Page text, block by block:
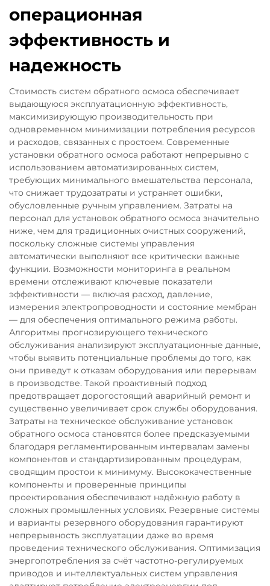
операционная
эффективность и
надежность
Стоимость систем обратного осмоса обеспечивает
выдающуюся эксплуатационную эффективность,
максимизирующую производительность при
одновременном минимизации потребления ресурсов
и расходов, связанных с простоем. Современные
установки обратного осмоса работают непрерывно с
использованием автоматизированных систем,
требующих минимального вмешательства персонала,
что снижает трудозатраты и устраняет ошибки,
обусловленные ручным управлением. Затраты на
персонал для установок обратного осмоса значительно
ниже, чем для традиционных очистных сооружений,
поскольку сложные системы управления
автоматически выполняют все критически важные
функции. Возможности мониторинга в реальном
времени отслеживают ключевые показатели
эффективности — включая расход, давление,
измерения электропроводности и состояние мембран
— для обеспечения оптимального режима работы.
Алгоритмы прогнозирующего технического
обслуживания анализируют эксплуатационные данные,
чтобы выявить потенциальные проблемы до того, как
они приведут к отказам оборудования или перерывам
в производстве. Такой проактивный подход
предотвращает дорогостоящий аварийный ремонт и
существенно увеличивает срок службы оборудования.
Затраты на техническое обслуживание установок
обратного осмоса становятся более предсказуемыми
благодаря регламентированным интервалам замены
компонентов и стандартизированным процедурам,
сводящим простои к минимуму. Высококачественные
компоненты и проверенные принципы
проектирования обеспечивают надёжную работу в
сложных промышленных условиях. Резервные системы
и варианты резервного оборудования гарантируют
непрерывность эксплуатации даже во время
проведения технического обслуживания. Оптимизация
энергопотребления за счёт частотно-регулируемых
приводов и интеллектуальных систем управления